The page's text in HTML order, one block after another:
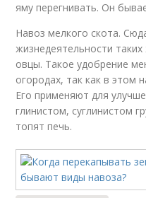
яму перегнивать. Он
Навоз мелкого скота.
жизнедеятельности
овцы. Такое удобрение
огородах, так как в этом
Его применяют для
глинистом, суглинистом
топят печь.